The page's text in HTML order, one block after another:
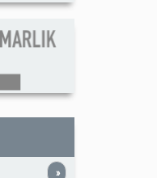
»Sonraki